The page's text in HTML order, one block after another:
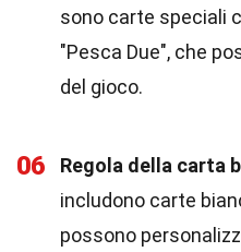
sono carte speciali
"Pesca Due", che
del gioco.
06 Regola della carta
includono carte
possono